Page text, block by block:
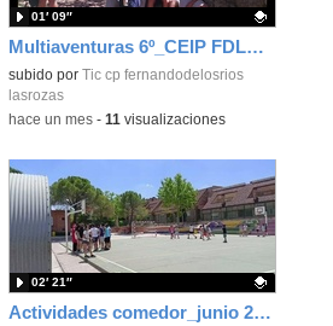
Multiaventuras 6º_CEIP FDLR_Las Rozas
Contenido educativo.
subido por
Tic cp fernandodelosrios
lasrozas
01′ 09″
-hace un mes- 11 visualizaciones
Actividades comedor_junio 2026_Primaria_CEIP FDLR_Las Rozas
02′ 21″